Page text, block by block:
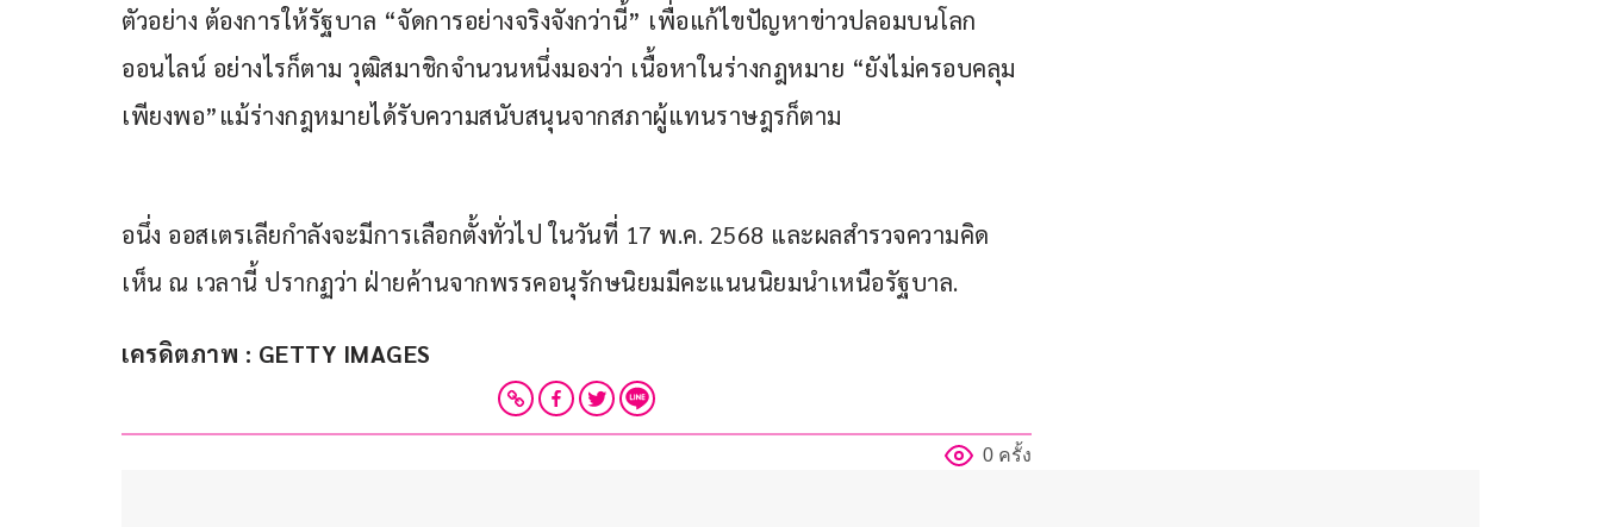
ตัวอย่าง ต้องการให้รัฐบาล “จัดการอย่างจริงจังกว่านี้” เพื่อแก้ไขปัญหาข่าวปลอมบนโลก
ออนไลน์ อย่างไรก็ตาม วุฒิสมาชิกจำนวนหนึ่งมองว่า เนื้อหาในร่างกฎหมาย “ยังไม่ครอบคลุม
เพียงพอ”แม้ร่างกฎหมายได้รับความสนับสนุนจากสภาผู้แทนราษฎรก็ตาม
อนึ่ง ออสเตรเลียกำลังจะมีการเลือกตั้งทั่วไป ในวันที่ 17 พ.ค. 2568 และผลสำรวจความคิด
เห็น ณ เวลานี้ ปรากฏว่า ฝ่ายค้านจากพรรคอนุรักษนิยมมีคะแนนนิยมนำเหนือรัฐบาล.
เครดิตภาพ : GETTY IMAGES
0 ครั้ง